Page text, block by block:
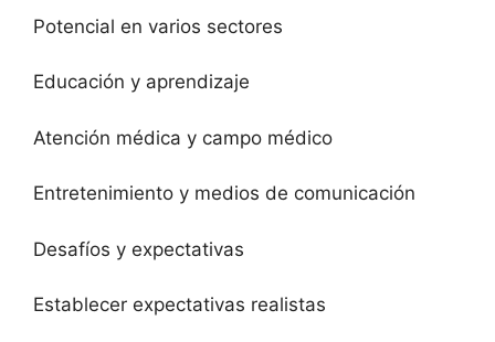
Potencial en varios sectores
Educación y aprendizaje
Atención médica y campo médico
Entretenimiento y medios de comunicación
Desafíos y expectativas
Establecer expectativas realistas